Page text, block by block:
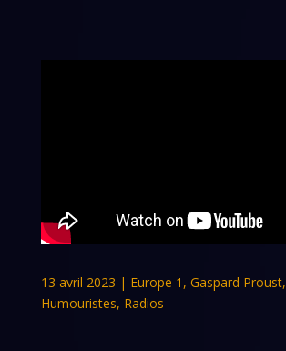
13 avril 2023 | Europe 1 , Gaspard Proust,
Humouristes, Radios